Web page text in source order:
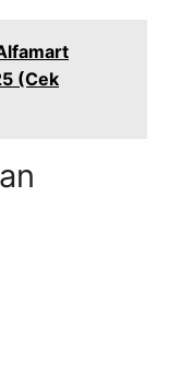
(Cek